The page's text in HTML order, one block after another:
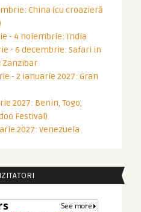
China (cu croazieră
- 4 noiembrie: India
- 6 decembrie: Safari in
Zanzibar
- 2 ianuarie 2027: Gran
2027: Benin, Togo,
Festival)
2027: Venezuela